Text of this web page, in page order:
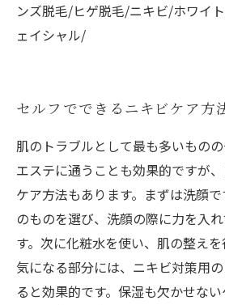
ンズ脱毛/ヒゲ脱毛/ニキビ/ホワイ
ェイシャル/
セルフでできるニキビケア方
肌のトラブルとして最も多いものの
エステに通うことも効果的ですが
ケア方法もあります。まずは洗顔
のものを選び、洗顔の際に力を入
す。次に化粧水を使い、肌の整え
気になる部分には、ニキビ対策用
ると効果的です。保湿も欠かせな